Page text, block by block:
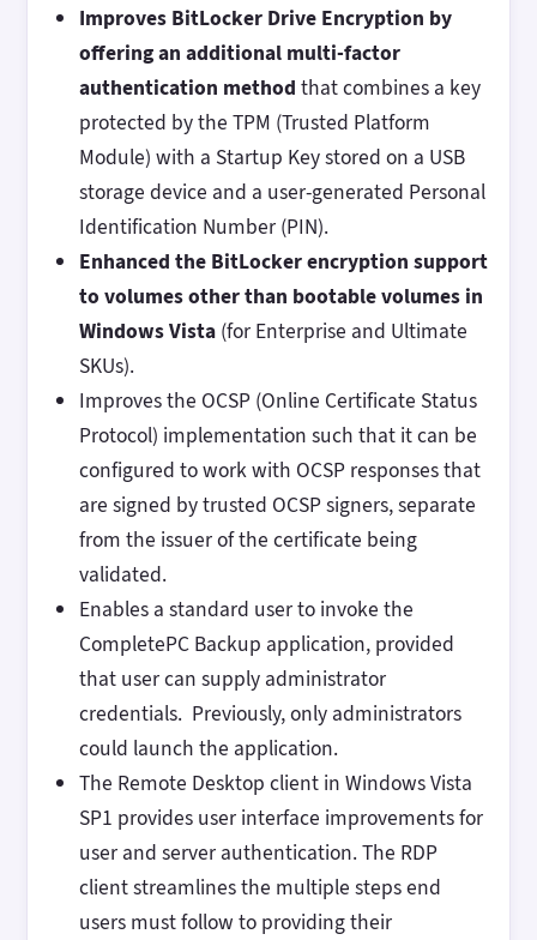
Improves BitLocker Drive Encryption by
offering an additional multi-factor
authentication method that combines a key
protected by the TPM (Trusted Platform
Module) with a Startup Key stored on a USB
storage device and a user-generated Personal
Identification Number (PIN).
Enhanced the BitLocker encryption support
to volumes other than bootable volumes in
Windows Vista(for Enterprise and Ultimate
SKUs).
Improves the OCSP (Online Certificate Status
Protocol) implementation such that it can be
configured to work with OCSP responses that
are signed by trusted OCSP signers, separate
from the issuer of the certificate being
validated.
Enables a standard user to invoke the
CompletePC Backup application, provided
that user can supply administrator
credentials. Previously, only administrators
could launch the application.
The Remote Desktop client in Windows Vista
SP1 provides user interface improvements for
user and server authentication. The RDP
client streamlines the multiple steps end
users must follow to providing their